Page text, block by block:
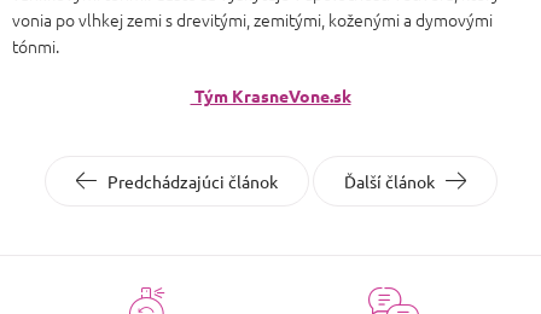
vonia po vlhkej zemi s drevitými, zemitými, koženými a dymovými
tónmi.
Tým KrasneVone.sk
Predchádzajúci článok Ďalší článok